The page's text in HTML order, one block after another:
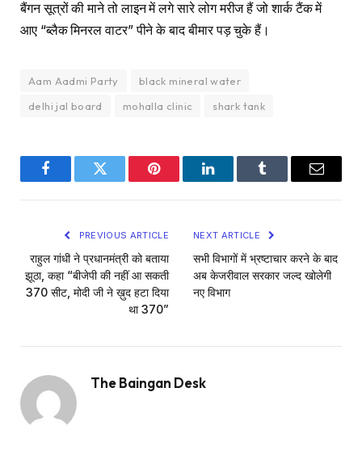
बैंगन सूत्रों की माने तो लाइन में लगे सारे लोग मरीज हैं जो शार्क टैंक में
आए “ब्लैक मिनरल वाटर” पीने के बाद बीमार पड़ चुके हैं।
Aam Aadmi Party
black mineral water
delhi jal board
mohalla clinic shark tank
FacebookTwitter Pinterest LinkedInTumblr Email
PREVIOUS ARTICLE
राहुल गांधी ने प्रधानमंत्री को बताया
झूठा, कहा “बीजेपी की नहीं आ सकती
370 सीट, मोदी जी ने ख़ुद हटा दिया
था 370”
NEXT ARTICLE
सभी विभागों में भ्रष्टाचार करने के बाद
अब केजरीवाल सरकार जल्द खोलेगी
नए विभाग
The Baingan Desk